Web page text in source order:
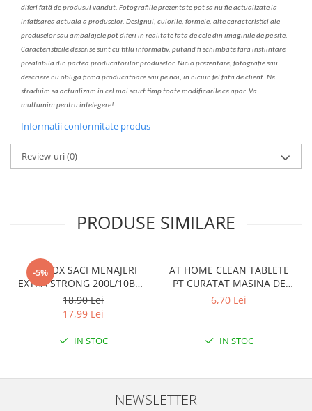
diferi fată de produsul vandut. Fotografiile prezentate pot sa nu fie actualizate la
infatisarea actuala a produselor. Designul, culorile, formele, alte caracteristici ale
produselor sau ambalajele pot diferi in realitate fata de cele din imaginile de pe site.
Caracteristicile descrise sunt cu titlu informativ, putand fi schimbate fara instiintare
prealabila din partea producatorilor produselor. Nicio prezentare, fotografie sau
descriere nu obliga firma producatoare sau pe noi, in niciun fel fata de client. Ne
straduim sa actualizam in cel mai scurt timp toate modificarile ce apar. Va
multumim pentru intelegere!
Informatii conformitate produs
Review-uri(0)
PRODUSE SIMILARE
-5%
CLINOX SACI MENAJERI
EXTRA STRONG 200L/10BUC
LDPE NEGRI (90*122CM)
ETICHETA MOV
18,90 Lei
17,99 Lei
IN STOC
AT HOME CLEAN TABLETE
PT CURATAT MASINA DE
SPALAT VASE 2*40GR
6,70 Lei
IN STOC
NEWSLETTER